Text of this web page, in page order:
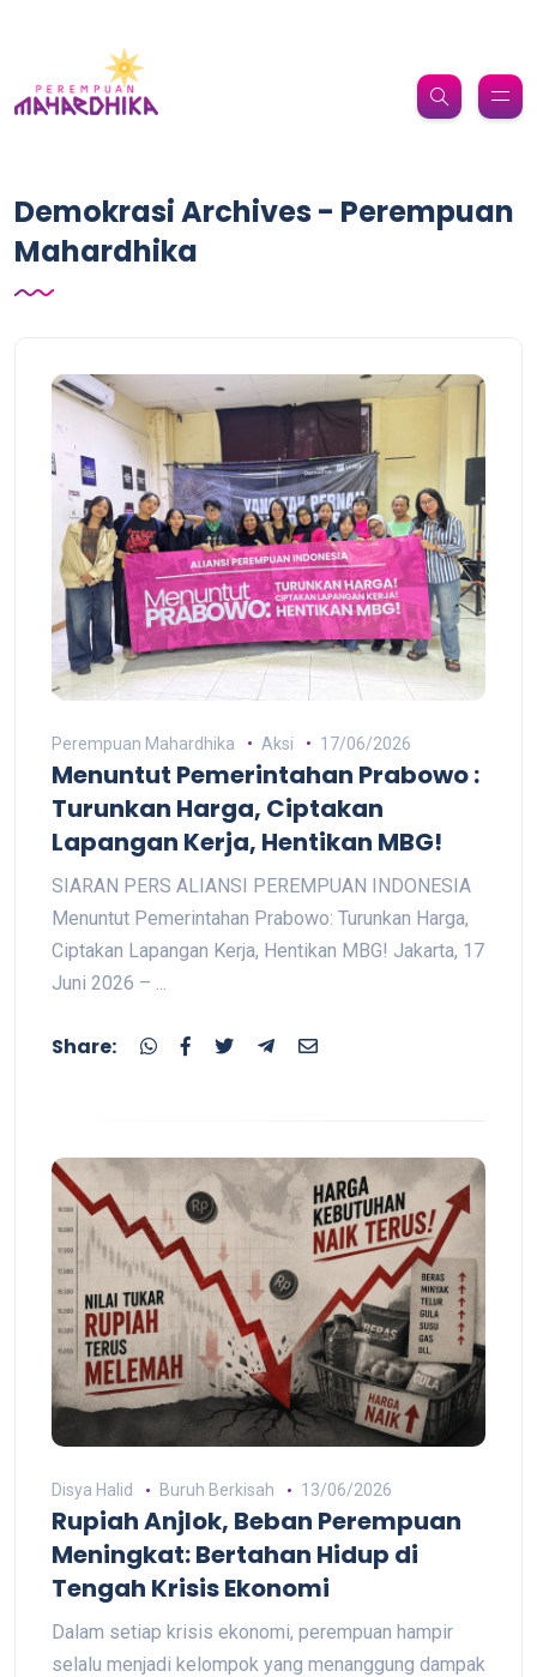
Demokrasi Archives - Perempuan
Mahardhika
Perempuan Mahardhika Aksi 17/06/2026
Menuntut Pemerintahan Prabowo :
Turunkan Harga, Ciptakan
Lapangan Kerja, Hentikan MBG!
SIARAN PERS ALIANSI PEREMPUAN INDONESIA
Menuntut Pemerintahan Prabowo: Turunkan Harga,
Ciptakan Lapangan Kerja, Hentikan MBG! Jakarta, 17
Juni 2026 – ...
Share:
Disya Halid Buruh Berkisah 13/06/2026
Rupiah Anjlok, Beban Perempuan
Meningkat: Bertahan Hidup di
Tengah Krisis Ekonomi
Dalam setiap krisis ekonomi, perempuan hampir
selalu menjadi kelompok yang menanggung dampak